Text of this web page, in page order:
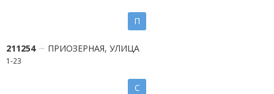
П
211254 ПРИОЗЕРНАЯ, УЛИЦА
1-23
С